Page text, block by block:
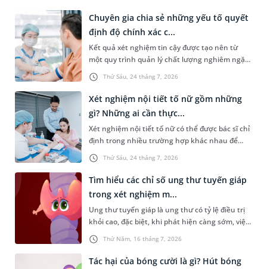
Thứ Sáu, 24 tháng 7, 2026
Chuyên gia chia sẻ những yếu tố quyết
định độ chính xác c...
Kết quả xét nghiệm tin cậy được tạo nên từ
một quy trình quản lý chất lượng nghiêm ngặt,
xuyên suốt từ trước, trong và sau xét nghiệm.
Theo PGS.TS Nguyễn Thái Sơn - Giám đốc Hệ
thống Xét nghiệm MEDLATEC, chỉ khi mỗi công
đoạn đều được thực hiện đúng quy trình và
kiểm soát chặt chẽ, kết quả xét nghiệm mới
thực sự có giá trị trong phát hiện bệnh, hỗ trợ
chẩn đoán và theo dõi hiệu quả điều trị.
Thứ Sáu, 24 tháng 7, 2026
Xét nghiệm nội tiết tố nữ gồm những
gì? Những ai cần thực...
Xét nghiệm nội tiết tố nữ có thể được bác sĩ chỉ
định trong nhiều trường hợp khác nhau để
đánh giá về tình trạng sức khỏe của chị em, đặc
biệt là sức khỏe sinh sản. Vậy loại xét nghiệm
này bao gồm những gì? Những ai cần xét
Thứ Năm, 16 tháng 7, 2026
Tìm hiểu các chỉ số ung thư tuyến giáp
trong xét nghiệm m...
Ung thư tuyến giáp là ung thư có tỷ lệ điều trị
khỏi cao, đặc biệt, khi phát hiện càng sớm, việc
chữa trị sẽ càng hiệu quả. Do đó, việc tầm soát
định kỳ hoặc ngay khi có biểu hiện bất thường
là rất cần thiết. Vậy những chỉ số ung thư
Tác hại của bóng cười là gì? Hút bóng